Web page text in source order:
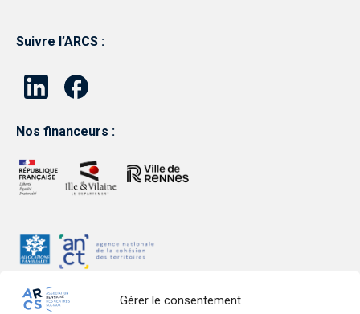
Gérer le consentement
Suivre l’ARCS :
Nos financeurs :